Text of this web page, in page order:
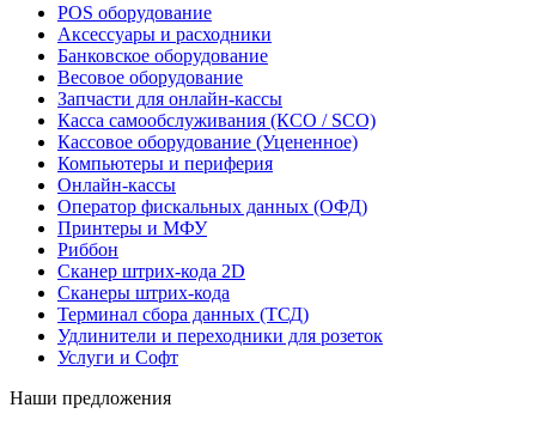
POS оборудование
Аксессуары и расходники
Банковское оборудование
Весовое оборудование
Запчасти для онлайн-кассы
Касса самообслуживания (КСО / SCO)
Кассовое оборудование (Уцененное)
Компьютеры и периферия
Онлайн-кассы
Оператор фискальных данных (ОФД)
Принтеры и МФУ
Риббон
Сканер штрих-кода 2D
Сканеры штрих-кода
Терминал сбора данных (ТСД)
Удлинители и переходники для розеток
Услуги и Софт
Наши предложения